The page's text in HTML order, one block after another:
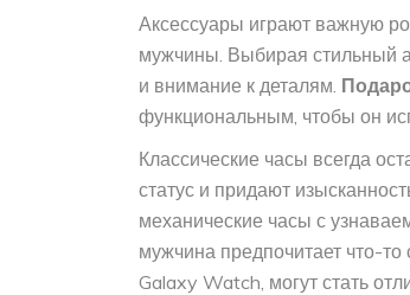
Аксессуары играют важную
мужчины. Выбирая стильный
и внимание к деталям.
функциональным, чтобы он
Классические часы всегда
статус и придают
механические часы с
мужчина предпочитает что-
Galaxy Watch, могут стать